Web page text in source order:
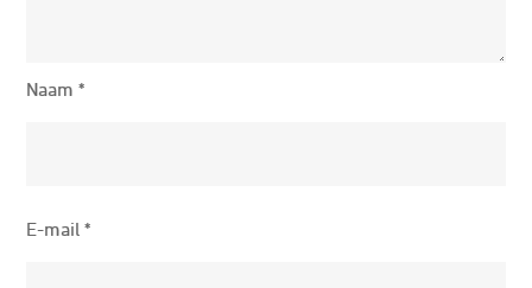
Naam*
E-mail*